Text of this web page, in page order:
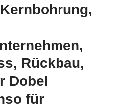
Rückbau,
Dobel
für